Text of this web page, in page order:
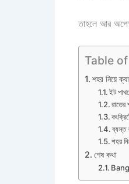
তাহলে আর
Table
শহর নিয়ে
ইট
রাতের
ব্যস্ত
শহর
শেষ কথা